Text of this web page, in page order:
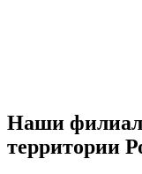
Наши
территории